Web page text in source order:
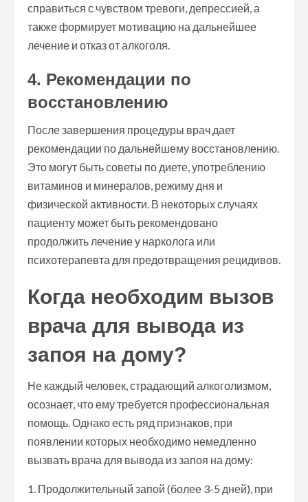
справиться с чувством тревоги, депрессией, а
также формирует мотивацию на дальнейшее
лечение и отказ от алкоголя.
4. Рекомендации по
восстановлению
После завершения процедуры врач дает
рекомендации по дальнейшему восстановлению.
Это могут быть советы по диете, употреблению
витаминов и минералов, режиму дня и
физической активности. В некоторых случаях
пациенту может быть рекомендовано
продолжить лечение у нарколога или
психотерапевта для предотвращения рецидивов.
Когда необходим вызов
врача для вывода из
запоя на дому?
Не каждый человек, страдающий алкоголизмом,
осознает, что ему требуется профессиональная
помощь. Однако есть ряд признаков, при
появлении которых необходимо немедленно
вызвать врача для вывода из запоя на дому:
1. Продолжительный запой (более 3-5 дней), при